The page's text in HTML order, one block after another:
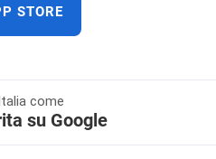
STORE
come
su Google